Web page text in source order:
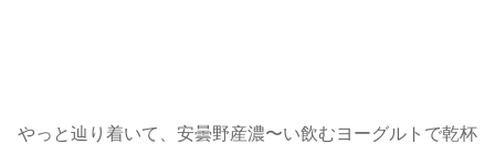
やっと辿り着いて、安曇野産濃〜い飲むヨーグルトで乾杯